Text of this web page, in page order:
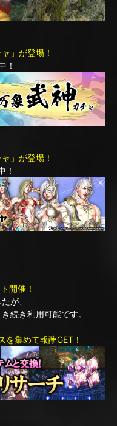
」が登場！
！
」が登場！
開催！
が、
き利用可能です。
集めて報酬GET！